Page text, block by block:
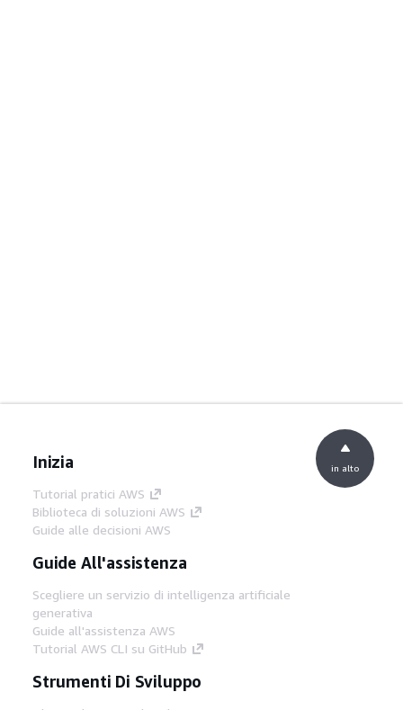
Inizia
Tutorial pratici AWS
Biblioteca di soluzioni AWS
Guide alle decisioni AWS
Guide All'assistenza
Scegliere un servizio di intelligenza artificiale
generativa
Guide all'assistenza AWS
Tutorial AWS CLI su GitHub
Strumenti Di Sviluppo
in alto